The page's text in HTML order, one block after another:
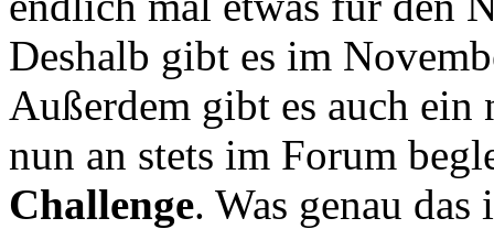
Deshalb gibt es im
Außerdem gibt es auch ein
nun an stets im Forum
Challenge. Was genau